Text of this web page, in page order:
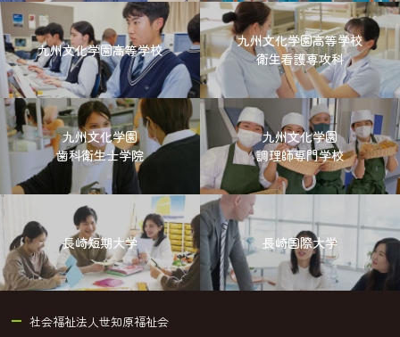
九州文化学園高等学校
九州文化学園高等学校
衛生看護専攻科
九州文化学園
歯科衛生士学院
九州文化学園
調理師専門学校
長崎短期大学 長崎国際大学
社会福祉法人世知原福祉会